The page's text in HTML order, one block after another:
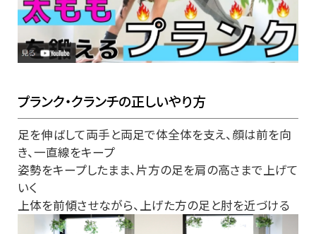
プランク・クランチの正しいやり方
足を伸ばして両手と両足で体全体を支え、顔は前を向
き、一直線をキープ
姿勢をキープしたまま、片方の足を肩の高さまで上げて
いく
上体を前傾させながら、上げた方の足と肘を近づける